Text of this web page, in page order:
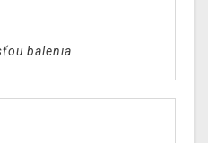
balenia